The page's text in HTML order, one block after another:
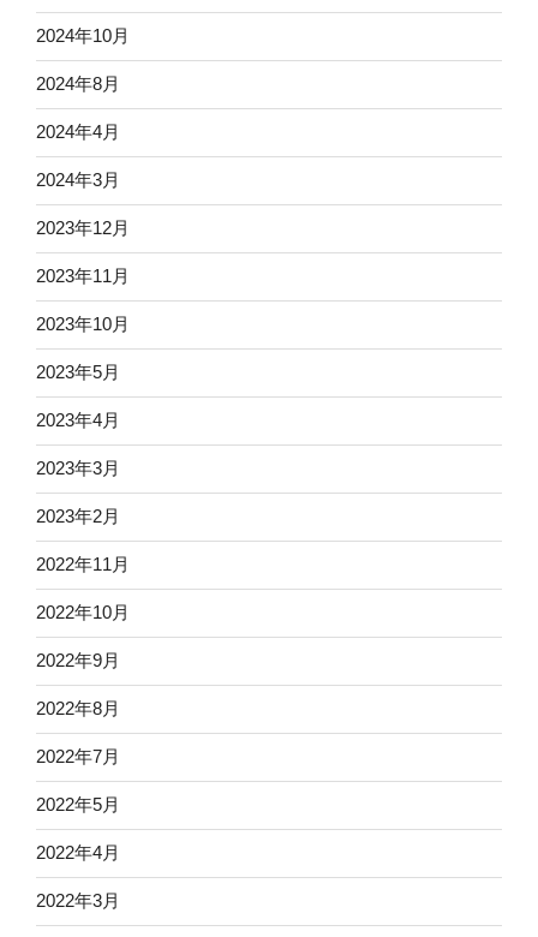
2024年10月
2024年8月
2024年4月
2024年3月
2023年12月
2023年11月
2023年10月
2023年5月
2023年4月
2023年3月
2023年2月
2022年11月
2022年10月
2022年9月
2022年8月
2022年7月
2022年5月
2022年4月
2022年3月